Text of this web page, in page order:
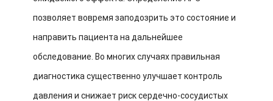
позволяет вовремя заподозрить это состояние и
направить пациента на дальнейшее
обследование. Во многих случаях правильная
диагностика существенно улучшает контроль
давления и снижает риск сердечно-сосудистых